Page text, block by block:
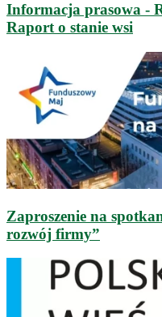
Informacja prasowa -
Raport o stanie wsi
Zaproszenie na
rozwój firmy”